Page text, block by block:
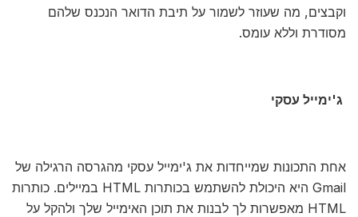
וקבצים, מה שעוזר לשמור על תיבת הדואר הנכנס שלהם
מסודרת וללא עומס.
ג'ימייל עסקי
אחת התכונות שמייחדות את ג'ימייל עסקי מהגרסה הרגילה של
Gmail היא היכולת להשתמש בכותרות HTML במיילים. כותרות
HTML מאפשרות לך לבנות את תוכן האימייל שלך ולהקל על